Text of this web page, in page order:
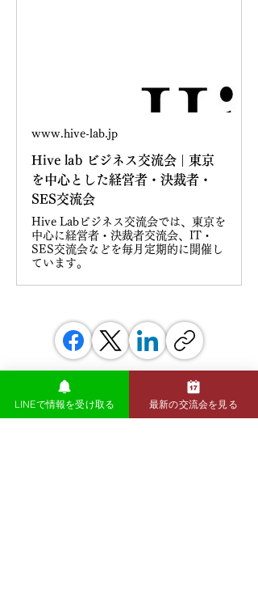
www.hive-lab.jp
Hive lab ビジネス交流会 | 東京
を中心とした経営者・決裁者・
SES交流会
Hive Labビジネス交流会では、東京を
中心に経営者・決裁者交流会、IT・
SES交流会などを毎月定期的に開催し
ています。
前の記事 次の記事
LINEで情報を受け取る 最新の交流会を見る